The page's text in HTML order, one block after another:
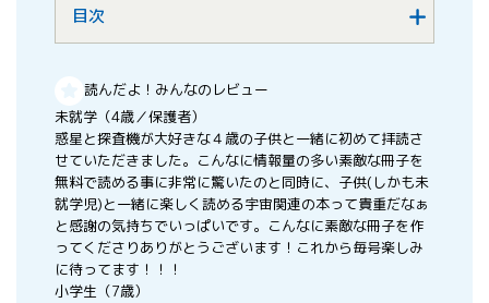
目次
読んだよ！みんなのレビュー
未就学（4歳／保護者）
惑星と探査機が大好きな４歳の子供と一緒に初めて拝読さ
せていただきました。こんなに情報量の多い素敵な冊子を
無料で読める事に非常に驚いたのと同時に、子供(しかも未
就学児)と一緒に楽しく読める宇宙関連の本って貴重だなぁ
と感謝の気持ちでいっぱいです。こんなに素敵な冊子を作
ってくださりありがとうございます！これから毎号楽しみ
に待ってます！！！
小学生（7歳）